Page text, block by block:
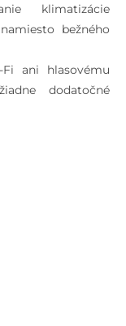
klimatizácie
bežného
ani hlasovému
dodatočné